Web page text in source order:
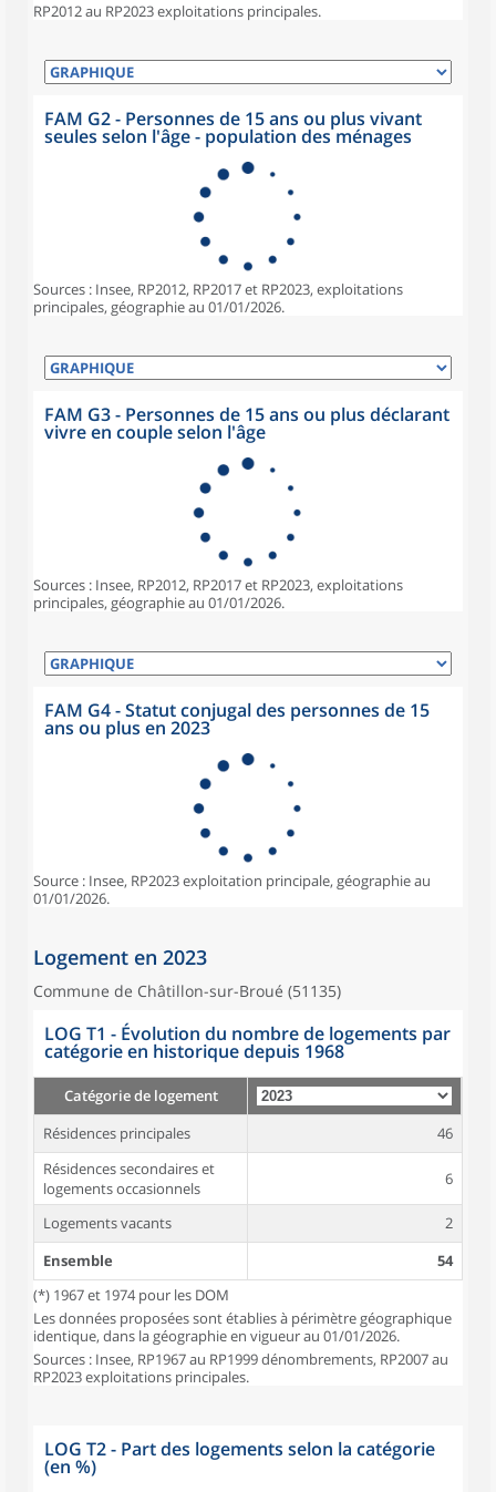
RP2012 au RP2023 exploitations principales.
FAM G2 - Personnes de 15 ans ou plus vivant
seules selon l'âge - population des ménages
Sources : Insee, RP2012, RP2017 et RP2023, exploitations
principales, géographie au 01/01/2026.
FAM G3 - Personnes de 15 ans ou plus déclarant
vivre en couple selon l'âge
Sources : Insee, RP2012, RP2017 et RP2023, exploitations
principales, géographie au 01/01/2026.
FAM G4 - Statut conjugal des personnes de 15
ans ou plus en 2023
Source : Insee, RP2023 exploitation principale, géographie au
01/01/2026.
Logement en 2023
Commune de Châtillon-sur-Broué (51135)
LOG T1 - Évolution du nombre de logements par
catégorie en historique depuis 1968
Catégorie de logement
Résidences principales
46
Résidences secondaires et
logements occasionnels
6
Logements vacants
2
Ensemble
54
(*) 1967 et 1974 pour les DOM
Les données proposées sont établies à périmètre géographique
identique, dans la géographie en vigueur au 01/01/2026.
Sources : Insee, RP1967 au RP1999 dénombrements, RP2007 au
RP2023 exploitations principales.
LOG T2 - Part des logements selon la catégorie
(en %)